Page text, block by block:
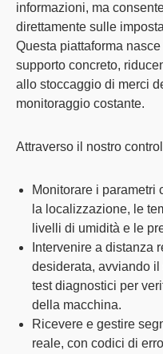
informazioni, ma
direttamente sulle
Questa piattaforma
supporto concreto,
allo stoccaggio di merci
monitoraggio costante.
Attraverso il nostro
Monitorare i parametri
la localizzazione, le
livelli di umidità e le
Intervenire a distanza
desiderata, avviando
test diagnostici per
della macchina.
Ricevere e gestire
reale, con codici di